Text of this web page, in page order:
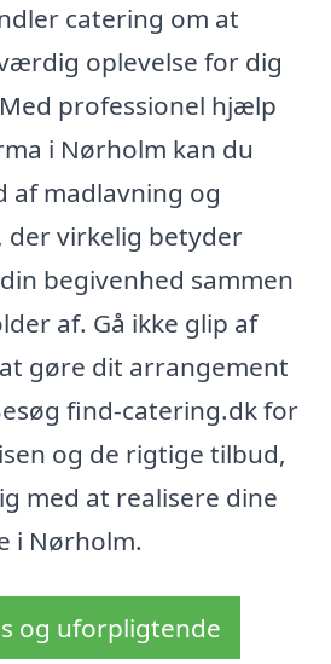
catering om at
oplevelse for dig
professionel hjælp
i Nørholm kan du
af madlavning og
der virkelig betyder
begivenhed sammen
af. Gå ikke glip af
gøre dit arrangement
find-catering.dk for
og de rigtige tilbud,
med at realisere dine
i Nørholm.
og uforpligtende